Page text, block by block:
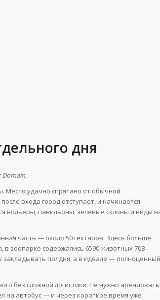
дня
Domain
Место удачно спрятано от обычной
входа город отступает, и начинается
вольеры, павильоны, зелёные склоны и виды
часть — около 50 гектаров. Здесь больше
в зоопарке содержались 6590 животных 708
закладывать полдня, а в идеале — полноценный
без сложной логистики. Не нужно арендовать
на автобус — и через короткое время уже